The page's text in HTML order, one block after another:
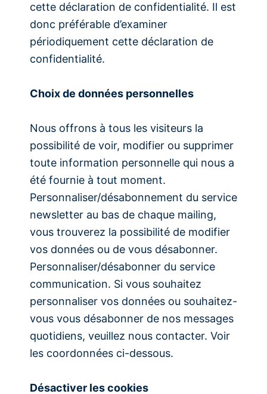
cette déclaration de confidentialité. Il est
donc préférable d’examiner
périodiquement cette déclaration de
confidentialité.
Choix de données personnelles
Nous offrons à tous les visiteurs la
possibilité de voir, modifier ou supprimer
toute information personnelle qui nous a
été fournie à tout moment.
Personnaliser/désabonnement du service
newsletter au bas de chaque mailing,
vous trouverez la possibilité de modifier
vos données ou de vous désabonner.
Personnaliser/désabonner du service
communication. Si vous souhaitez
personnaliser vos données ou souhaitez-
vous vous désabonner de nos messages
quotidiens, veuillez nous contacter. Voir
les coordonnées ci-dessous.
Désactiver les cookies